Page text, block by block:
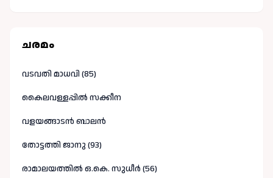
ചരമം
വടവതി മാധവി (85)
കൈലവള്ളപ്പിൽ സക്കീന
വളയങ്ങാടൻ ബാലൻ
തോട്ടത്തി ജാനു (93)
രാമാലയത്തിൽ ഒ.കെ. സുധീർ (56)